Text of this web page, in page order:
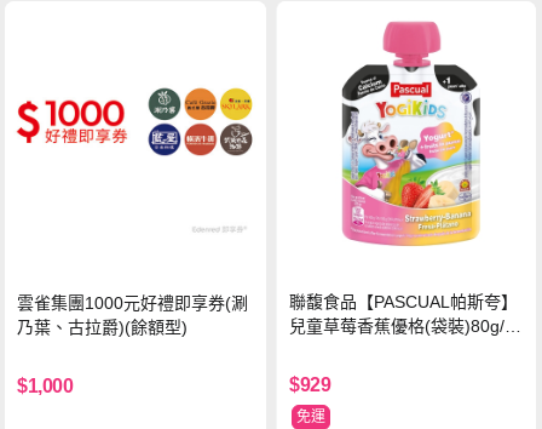
雲雀集團1000元好禮即享券(涮
乃葉、古拉爵)(餘額型)
$1,000
聯馥食品【PASCUAL帕斯夸】
兒童草莓香蕉優格(袋裝)80g/袋
$929
免運